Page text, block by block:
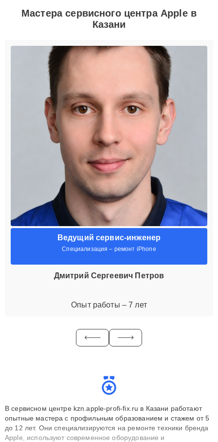
Мастера сервисного центра Apple в
Казани
Ведущий сервис-инженер
Специализация – ремонт iPhone
Дмитрий Сергеевич Петров
Опыт работы – 7 лет
В сервисном центре kzn.apple-profi-fix.ru в Казани работают
опытные мастера с профильным образованием и стажем от 5
до 12 лет. Они специализируются на ремонте техники бренда
Apple, используют современное оборудование и